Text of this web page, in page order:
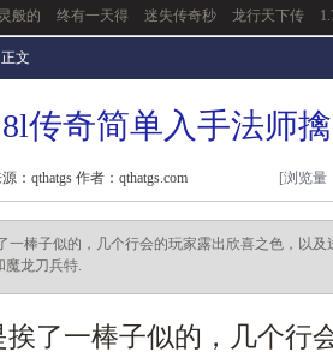
般的 终有一天得 迷失传奇秒 龙行天下传
文
8l传奇简单入手法师
：qthatgs 作者：qthatgs.com [浏览量
一棒子似的，几个行会的玩家露出欣喜之色，以
魔龙刀兵特.
了一棒子似的，几个行